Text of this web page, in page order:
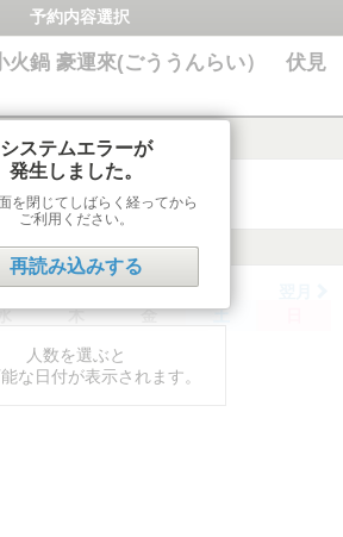
予約内容選択
火鍋 豪運來(ごううんらい） 伏見
木 金 土
人数を選ぶと
な日付が表示されます。
システムエラーが
発生しました。
を閉じてしばらく経ってから
ご利用ください。
再読み込みする